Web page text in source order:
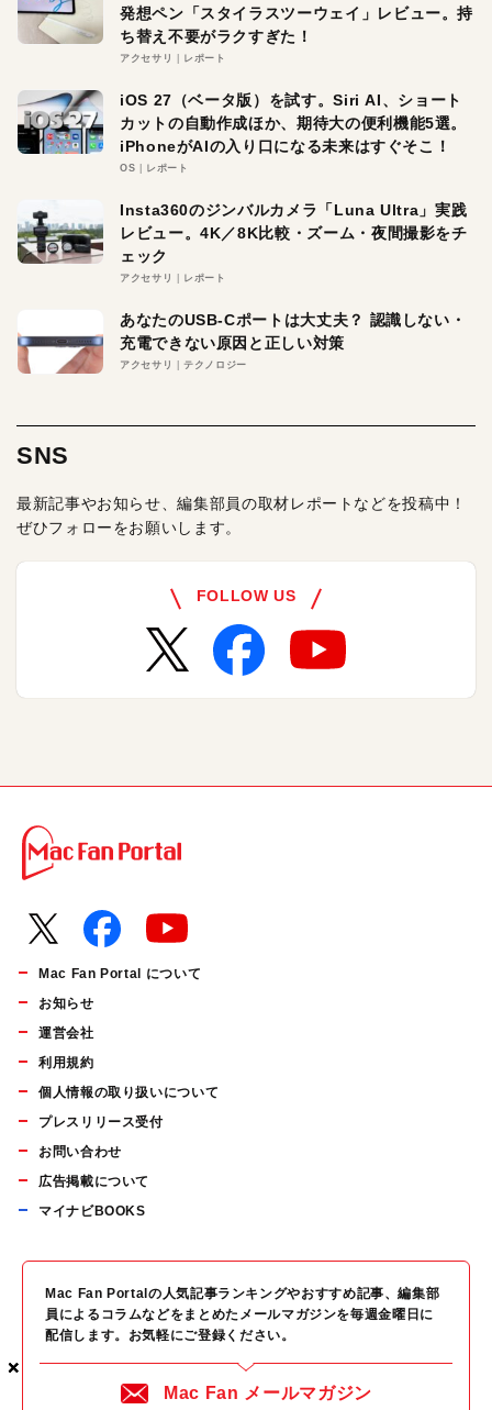
×
×
×
発想ペン「スタイラスツーウェイ」レビュー。持
ち替え不要がラクすぎた！
アクセサリ レポート
iOS 27（ベータ版）を試す。Siri AI、ショート
カットの自動作成ほか、期待大の便利機能5選。
iPhoneがAIの入り口になる未来はすぐそこ！
OS レポート
Insta360のジンバルカメラ「Luna Ultra」実践
レビュー。4K／8K比較・ズーム・夜間撮影をチ
ェック
アクセサリ レポート
あなたのUSB-Cポートは大丈夫？ 認識しない・
充電できない原因と正しい対策
アクセサリ テクノロジー
SNS
最新記事やお知らせ、編集部員の取材レポートなどを投稿中！
ぜひフォローをお願いします。
FOLLOW US
Mac Fan Portal について
お知らせ
運営会社
利用規約
個人情報の取り扱いについて
プレスリリース受付
お問い合わせ
広告掲載について
マイナビBOOKS
Mac Fan Portalの人気記事ランキングやおすすめ記事、編集部
員によるコラムなどをまとめたメールマガジンを毎週金曜日に
配信します。お気軽にご登録ください。
Mac Fan メールマガジン